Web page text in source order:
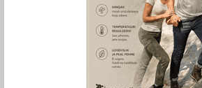
Vilditud vest meriinovilla ja
siidiga, autoritöö Anne Lepik,
Sarapiku